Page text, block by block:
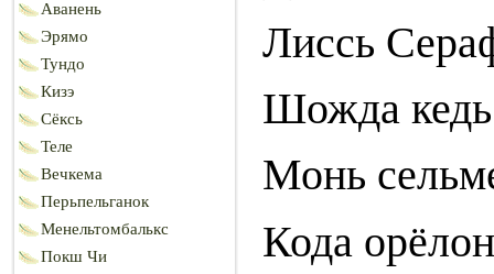
Аванень
Эрямо
Тундо
Кизэ
Сёксь
Теле
Вечкема
Перьпельганок
Менельтомбалькс
Покш Чи
Лиссь
Шожда кедь
Монь
Кода